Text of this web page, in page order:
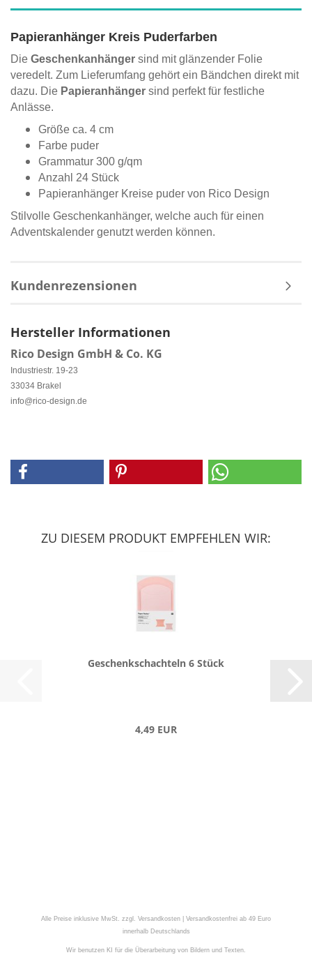
Papieranhänger Kreis Puderfarben
Die Geschenkanhänger sind mit glänzender Folie
veredelt. Zum Lieferumfang gehört ein Bändchen direkt mit
dazu. Die Papieranhänger sind perfekt für festliche
Anlässe.
Größe ca. 4 cm
Farbe puder
Grammatur 300 g/qm
Anzahl 24 Stück
Papieranhänger Kreise puder von Rico Design
Stilvolle Geschenkanhänger, welche auch für einen
Adventskalender genutzt werden können.
Kundenrezensionen
Hersteller Informationen
Rico Design GmbH & Co. KG
Industriestr. 19-23
33034 Brakel
info@rico-design.de
ZU DIESEM PRODUKT EMPFEHLEN WIR:
Ge­schenk­schach­teln 6 Stück
4,49 EUR
Alle Preise inklusive MwSt. zzgl. Versandkosten | Versandkostenfrei ab 49 Euro
innerhalb Deutschlands
Wir benutzen KI für die Überarbeitung von Bildern und Texten.